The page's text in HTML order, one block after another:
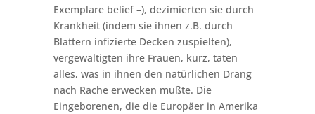
Exemplare belief –), dezimierten sie durch
Krankheit (indem sie ihnen z.B. durch
Blattern infizierte Decken zuspielten),
vergewaltigten ihre Frauen, kurz, taten
alles, was in ihnen den natürlichen Drang
nach Rache erwecken mußte. Die
Eingeborenen, die die Europäer in Amerika